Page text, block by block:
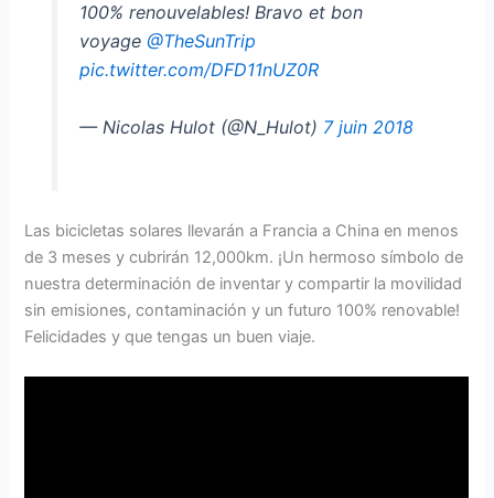
100% renouvelables! Bravo et bon
voyage @TheSunTrip
pic.twitter.com/DFD11nUZ0R
— Nicolas Hulot (@N_Hulot) 7 juin 2018
Las bicicletas solares llevarán a Francia a China en menos
de 3 meses y cubrirán 12,000km. ¡Un hermoso símbolo de
nuestra determinación de inventar y compartir la movilidad
sin emisiones, contaminación y un futuro 100% renovable!
Felicidades y que tengas un buen viaje.